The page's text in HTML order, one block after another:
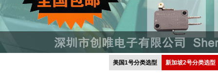
美国1号分类选型 新加坡2号分类选型